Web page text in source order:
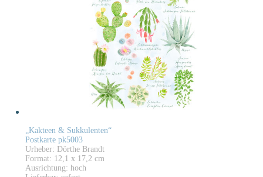
„Kakteen & Sukkulenten“
Postkarte pk5003
Urheber: Dörthe Brandt
Format: 12,1 x 17,2 cm
Ausrichtung: hoch